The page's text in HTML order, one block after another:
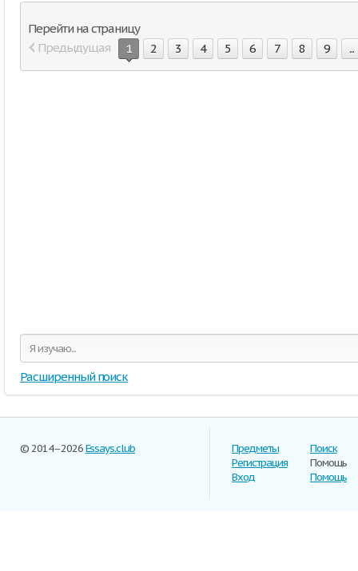
Перейти на страницу
Предыдущая
1 2 3 4 5 6 7 8 9 ...
Расширенный поиск
© 2014–2026Essays.club
Предметы
Регистрация
Вход
Поиск
Помощь
Помощь